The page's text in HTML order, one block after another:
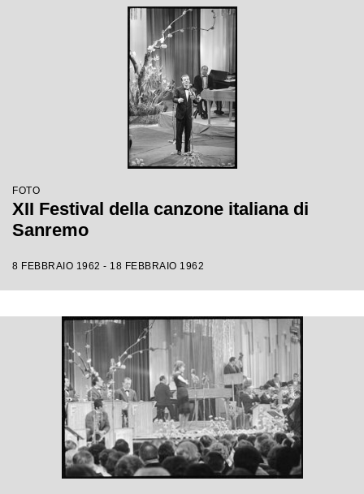
FOTO
XII Festival della canzone italiana di
Sanremo
8 FEBBRAIO 1962 - 18 FEBBRAIO 1962